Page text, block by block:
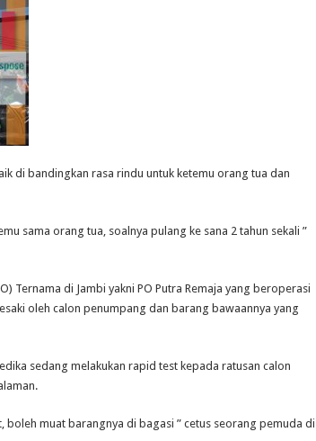
di bandingkan rasa rindu untuk ketemu orang tua dan
sama orang tua, soalnya pulang ke sana 2 tahun sekali ”
Ternama di Jambi yakni PO Putra Remaja yang beroperasi
oleh calon penumpang dan barang bawaannya yang
sedang melakukan rapid test kepada ratusan calon
boleh muat barangnya di bagasi ” cetus seorang pemuda di